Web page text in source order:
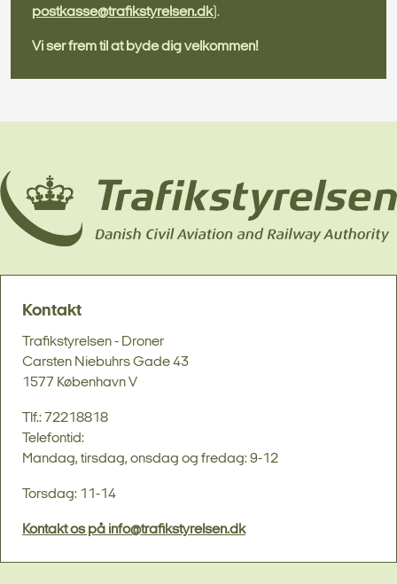
postkasse@trafikstyrelsen.dk).
Vi ser frem til at byde dig velkommen!
Kontakt
Trafikstyrelsen - Droner
Carsten Niebuhrs Gade 43
1577 København V
Tlf.: 72218818
Telefontid:
Mandag, tirsdag, onsdag og fredag: 9-12
Torsdag: 11-14
Kontakt os på info@trafikstyrelsen.dk